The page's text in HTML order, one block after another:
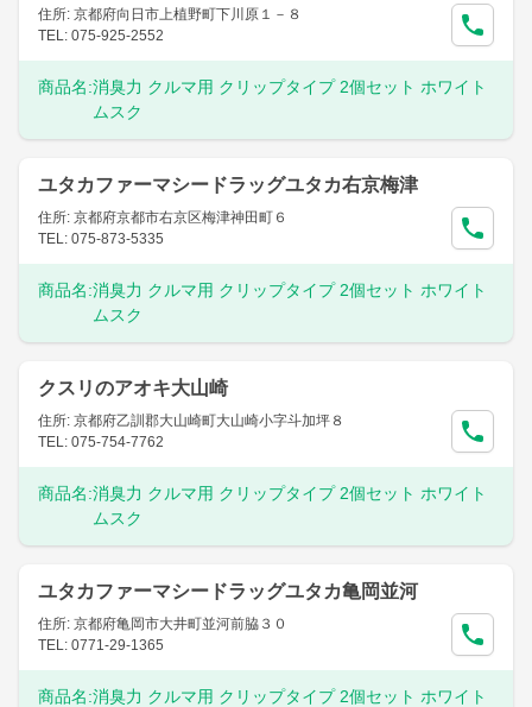
住所: 京都府向日市上植野町下川原１－８
TEL: 075-925-2552
商品名:消臭力 クルマ用 クリップタイプ 2個セット ホワイト
ムスク
ユタカファーマシードラッグユタカ右京梅津
住所: 京都府京都市右京区梅津神田町６
TEL: 075-873-5335
商品名:消臭力 クルマ用 クリップタイプ 2個セット ホワイト
ムスク
クスリのアオキ大山崎
住所: 京都府乙訓郡大山崎町大山崎小字斗加坪８
TEL: 075-754-7762
商品名:消臭力 クルマ用 クリップタイプ 2個セット ホワイト
ムスク
ユタカファーマシードラッグユタカ亀岡並河
住所: 京都府亀岡市大井町並河前脇３０
TEL: 0771-29-1365
商品名:消臭力 クルマ用 クリップタイプ 2個セット ホワイト